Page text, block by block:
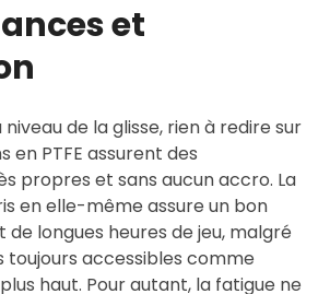
et
niveau de la glisse, rien à redire sur
en PTFE assurent des
propres et sans aucun accro. La
en elle-même assure un bon
longues heures de jeu, malgré
toujours accessibles comme
haut. Pour autant, la fatigue ne